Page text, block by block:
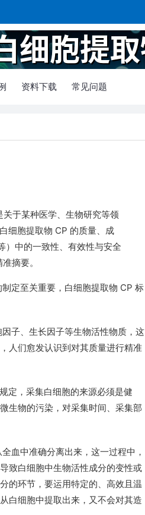
资料下载 常见问题
于某种医学、生物研究等领
细胞提取物 CP 的质量、成
）中的一致性、有效性与安全
摘要。
定至关重要，白细胞提取物 CP 标
子、生长因子等生物活性物质，这
人们愈发认识到对其质量进行精准
定，采集白细胞的来源必须是健
生物的污染，对采集时间、采集部
血中准确分离出来，这一过程中，
致白细胞中生物活性成分的变性或
的环节，要运用特定的、高效且温
白细胞中提取出来，又不会对其造